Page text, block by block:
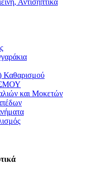
Αντισηπτικά
Καθαρισμού
και Μοκετών